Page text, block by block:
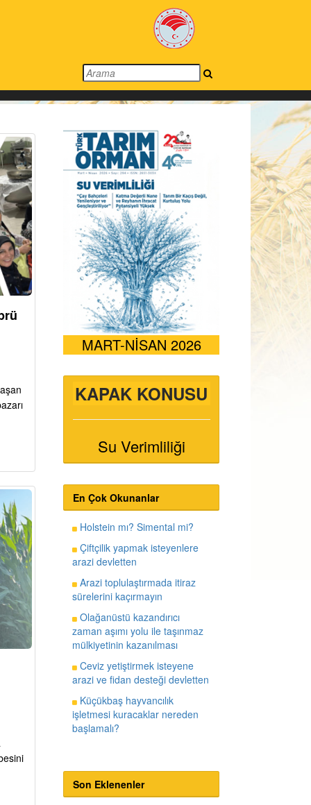
MART-NİSAN 2026
KAPAK KONUSU
Su Verimliliği
En Çok Okunanlar
Holstein mı? Simental mi?
Çiftçilik yapmak isteyenlere
arazi devletten
Arazi toplulaştırmada itiraz
sürelerini kaçırmayın
Olağanüstü kazandırıcı
zaman aşımı yolu ile taşınmaz
mülkiyetinin kazanılması
Ceviz yetiştirmek isteyene
arazi ve fidan desteği devletten
Küçükbaş hayvancılık
işletmesi kuracaklar nereden
başlamalı?
Son Eklenenler